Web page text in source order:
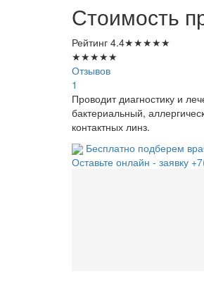
Стоимость
Рейтинг 4.4★★★★★
★★★★★
Отзывов
1
Проводит диагностику и
бактериальный,
контактных линз.
Бесплатно подберем
Оставьте онлайн - заявку